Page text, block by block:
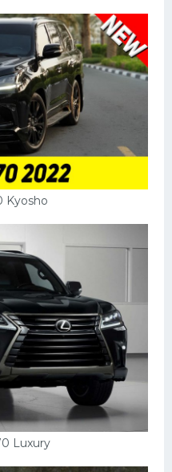
Kyosho
Luxury